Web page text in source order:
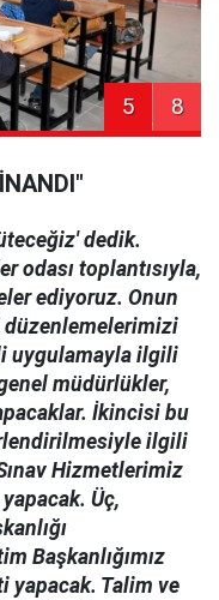
5 8
dedik.
odası toplantısıyla,
ediyoruz. Onun
düzenlemelerimizi
uygulamayla ilgili
müdürlükler,
İkincisi bu
ilgili
Hizmetlerimiz
Üç,
Başkanlığımız
yapacak. Talim ve